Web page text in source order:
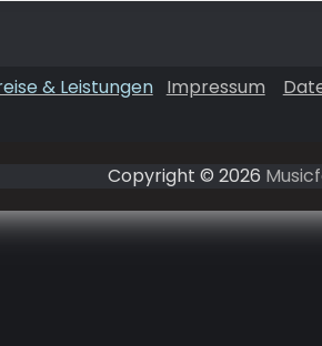
& Leistungen Impressum
Copyright © 2026